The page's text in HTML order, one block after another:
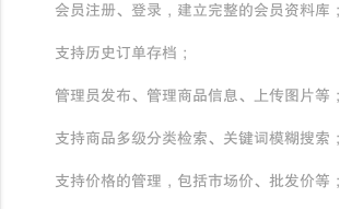
会员注册、登录，建立完整的会员资料库；
支持历史订单存档；
管理员发布、管理商品信息、上传图片等；
支持商品多级分类检索、关键词模糊搜索；
支持价格的管理，包括市场价、批发价等；